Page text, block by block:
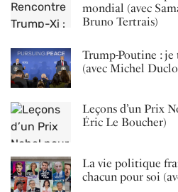
mondial (avec
Bruno Tertrais)
Trump-Poutine : je
(avec Michel
Leçons d’un Prix
Éric Le Boucher)
La vie politique
chacun pour soi